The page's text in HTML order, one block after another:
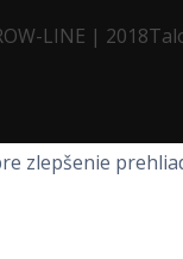
LINE | 2018
zlepšenie